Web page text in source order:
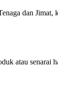
dan
atau senarai